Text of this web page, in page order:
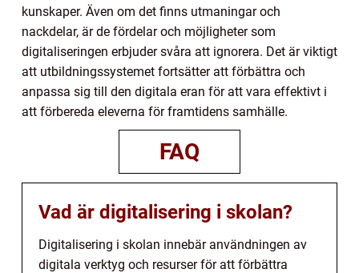
kunskaper. Även om det finns utmaningar och
nackdelar, är de fördelar och möjligheter som
digitaliseringen erbjuder svåra att ignorera. Det är viktigt
att utbildningssystemet fortsätter att förbättra och
anpassa sig till den digitala eran för att vara effektivt i
att förbereda eleverna för framtidens samhälle.
FAQ
Vad är digitalisering i skolan?
Digitalisering i skolan innebär användningen av
digitala verktyg och resurser för att förbättra